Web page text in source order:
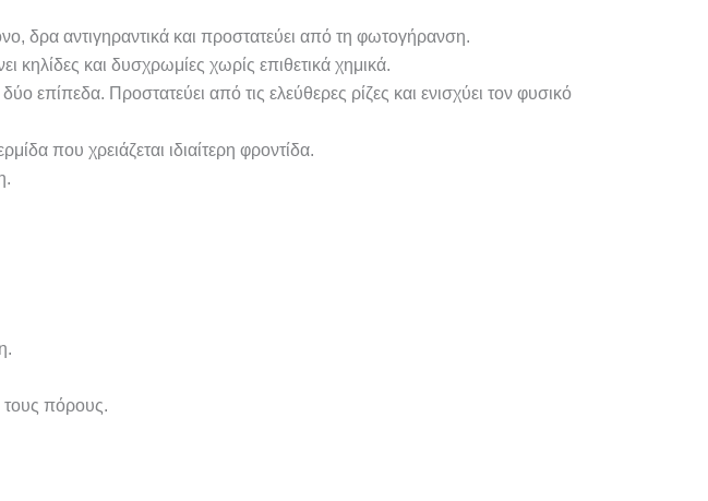
δρα αντιγηραντικά και προστατεύει από τη φωτογήρανση.
και δυσχρωμίες χωρίς επιθετικά χημικά.
επίπεδα. Προστατεύει από τις ελεύθερες ρίζες και ενισχύει τον φυσικό
που χρειάζεται ιδιαίτερη φροντίδα.
τους πόρους.